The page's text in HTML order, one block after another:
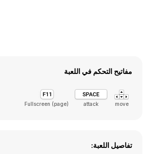
مفاتيح التحكم في اللعبة
move
attack
Fullscreen (page)
تفاصيل اللعبة: